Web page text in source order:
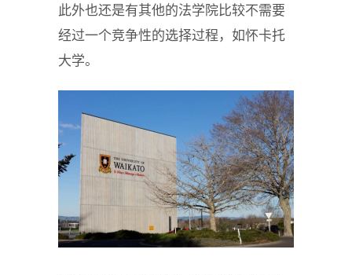
此外也还是有其他的法学院比较不需要
经过一个竞争性的选择过程，如怀卡托
大学。